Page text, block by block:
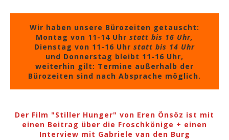
Wir haben unsere Bürozeiten getauscht:
Montag von 11-14 Uhr statt bis 16 Uhr,
Dienstag von 11-16 Uhr statt bis 14 Uhr
und Donnerstag bleibt 11-16 Uhr,
weiterhin gilt: Termine außerhalb der
Bürozeiten sind nach Absprache möglich.
Der Film "Stiller Hunger" von Eren Önsöz ist mit
einen Beitrag über die Froschkönige + einen
Interview mit Gabriele van den Burg